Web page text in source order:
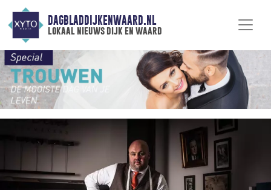
DAGBLADDIJKENWAARD.NL
lokaal nieuws dijk en waard